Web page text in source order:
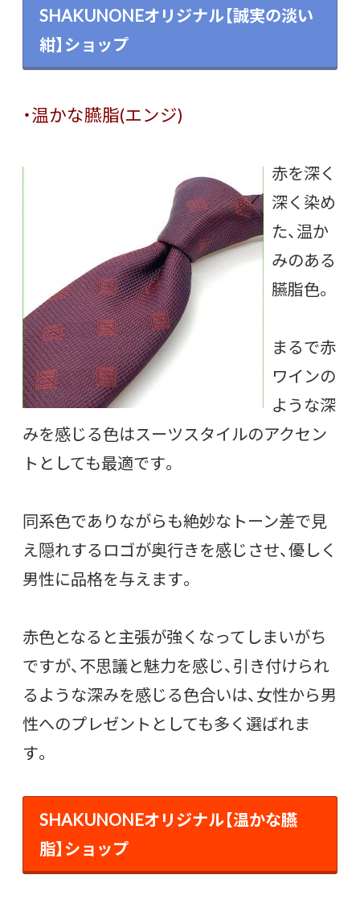
SHAKUNONEオリジナル【誠実の淡い
紺】ショップ
・温かな臙脂(エンジ)
赤を深く
深く染め
た、温か
みのある
臙脂色。
まるで赤
ワインの
ような深
みを感じる色はスーツスタイルのアクセン
トとしても最適です。
同系色でありながらも絶妙なトーン差で見
え隠れするロゴが奥行きを感じさせ、優しく
男性に品格を与えます。
赤色となると主張が強くなってしまいがち
ですが、不思議と魅力を感じ、引き付けられ
るような深みを感じる色合いは、女性から男
性へのプレゼントとしても多く選ばれま
す。
SHAKUNONEオリジナル【温かな臙
脂】ショップ